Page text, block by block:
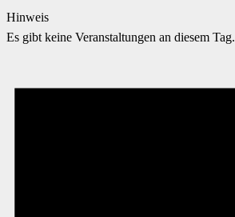
Hinweis
Es gibt keine Veranstaltungen an diesem Tag.